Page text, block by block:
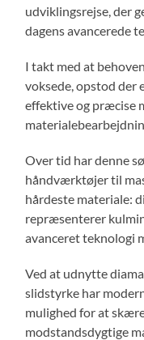
udviklingsrejse, der
dagens avancerede
I takt med at
voksede, opstod der
effektive og præcise
Over tid har denne
håndværktøjer til
hårdeste materiale:
repræsenterer
avanceret teknologi
Ved at udnytte
slidstyrke har
mulighed for at
modstandsdygtige